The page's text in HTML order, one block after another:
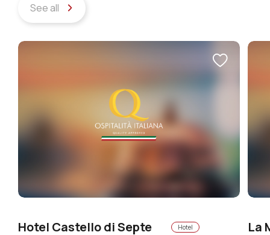
See all
Hotel Castello di Septe Hotel La